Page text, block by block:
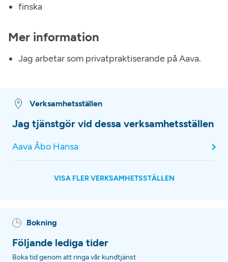
finska
Mer information
Jag arbetar som privatpraktiserande på Aava.
Verksamhetsställen
Jag tjänstgör vid dessa verksamhetsställen
Aava Åbo Hansa
VISA FLER VERKSAMHETSSTÄLLEN
Bokning
Följande lediga tider
Boka tid genom att ringa vår kundtjänst